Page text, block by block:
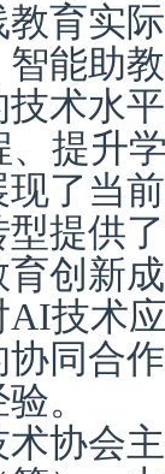
育实
能助
术水
提升
现了当
提供
创新
技术
同合
。
协会